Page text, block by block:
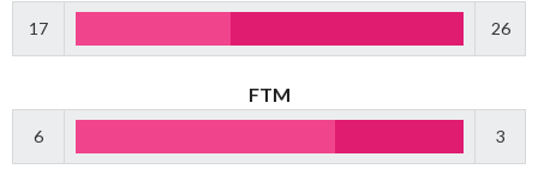
17 26
FTM
6 3